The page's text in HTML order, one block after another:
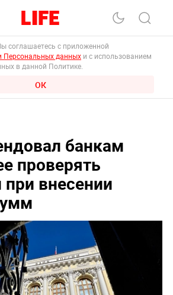
соглашаетесь с приложенной
Персональных данных и с использованием
в данной Политике.
ОК
банкам
проверять
при внесении